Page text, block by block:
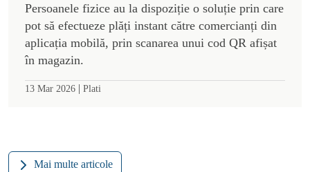
Persoanele fizice au la dispoziție o soluție prin care
pot să efectueze plăți instant către comercianți din
aplicația mobilă, prin scanarea unui cod QR afișat
în magazin.
13 Mar 2026 | Plati
Mai multe articole